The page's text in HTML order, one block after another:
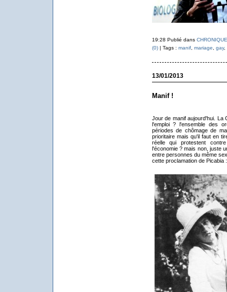
19:28 Publié dans
(0)| Tags : manif, mariage gay,
13/01/2013
Manif !
Jour de manif aujourd'hui.
l'emploi ? l'ensemble des
périodes de chômage de
prioritaire mais qu'il faut en
réelle qui protestent
l'économie ? mais non, juste
entre personnes du même
cette proclamation de Picabia